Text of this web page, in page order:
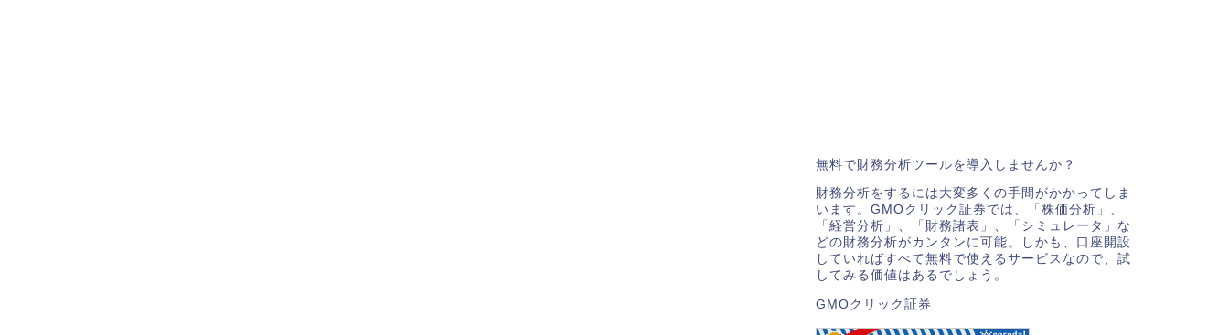
無料で財務分析ツールを導入しませんか？
財務分析をするには大変多くの手間がかかってしま
います。GMOクリック証券では、「株価分析」、
「経営分析」、「財務諸表」、「シミュレータ」な
どの財務分析がカンタンに可能。しかも、口座開設
していればすべて無料で使えるサービスなので、試
してみる価値はあるでしょう。
GMOクリック証券